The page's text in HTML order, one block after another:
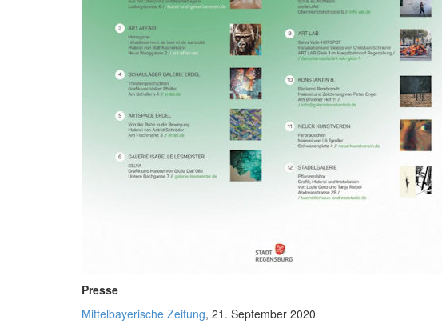
Presse
Mittelbayerische Zeitung, 21. September 2020